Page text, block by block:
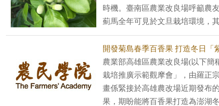
時機。臺南區農業改良場呼籲農
薊馬全年可見於文旦栽培環境，
開發菊島春季百香果 打造冬日「
農業部高雄區農業改良場(以下
栽培推廣示範觀摩會」，由羅正
畫係緊接於高雄農改場近期發布
果，期盼能將百香果打造為澎湖